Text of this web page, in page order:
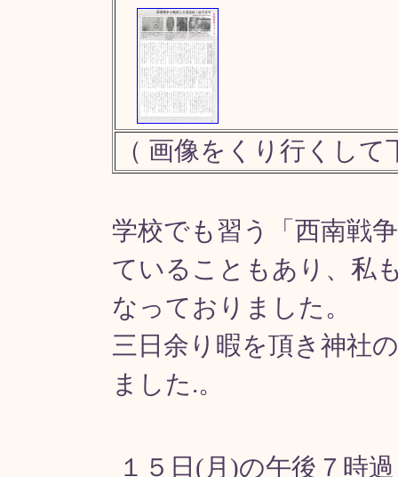
（ 画像をくり行くして
学校でも習う「西南戦
ていることもあり、私
なっておりました。
三日余り暇を頂き神社
ました.。
１５日(月)の午後７時